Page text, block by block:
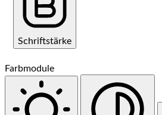
Schriftstärke
Farbmodule